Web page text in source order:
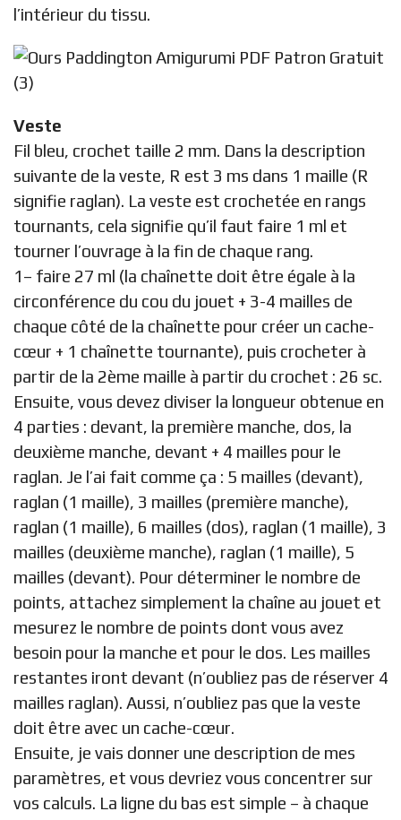
l’intérieur du tissu.
Veste
Fil bleu, crochet taille 2 mm. Dans la description
suivante de la veste, R est 3 ms dans 1 maille (R
signifie raglan). La veste est crochetée en rangs
tournants, cela signifie qu’il faut faire 1 ml et
tourner l’ouvrage à la fin de chaque rang.
1– faire 27 ml (la chaînette doit être égale à la
circonférence du cou du jouet + 3-4 mailles de
chaque côté de la chaînette pour créer un cache-
cœur + 1 chaînette tournante), puis crocheter à
partir de la 2ème maille à partir du crochet : 26 sc.
Ensuite, vous devez diviser la longueur obtenue en
4 parties : devant, la première manche, dos, la
deuxième manche, devant + 4 mailles pour le
raglan. Je l’ai fait comme ça : 5 mailles (devant),
raglan (1 maille), 3 mailles (première manche),
raglan (1 maille), 6 mailles (dos), raglan (1 maille), 3
mailles (deuxième manche), raglan (1 maille), 5
mailles (devant). Pour déterminer le nombre de
points, attachez simplement la chaîne au jouet et
mesurez le nombre de points dont vous avez
besoin pour la manche et pour le dos. Les mailles
restantes iront devant (n’oubliez pas de réserver 4
mailles raglan). Aussi, n’oubliez pas que la veste
doit être avec un cache-cœur.
Ensuite, je vais donner une description de mes
paramètres, et vous devriez vous concentrer sur
vos calculs. La ligne du bas est simple – à chaque